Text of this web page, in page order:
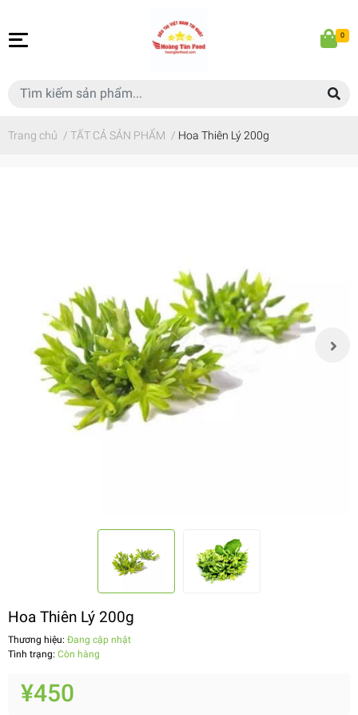
0
Trang chủ / TẤT CẢ SẢN PHẨM / Hoa Thiên Lý 200g
Hoa Thiên Lý 200g
Thương hiệu: Đang cập nhật
Tình trạng: Còn hàng
¥450